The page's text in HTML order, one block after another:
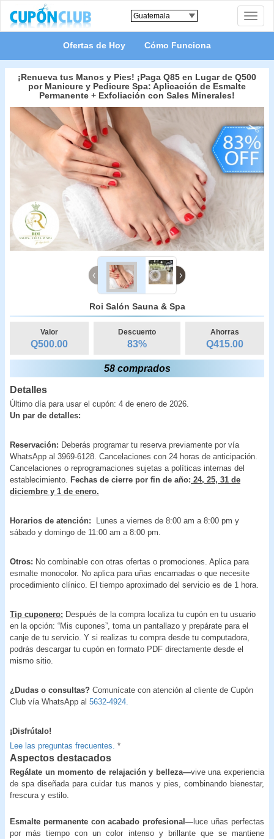
Toggle
Ofertas de Hoy Cómo Funciona
¡Renueva tus Manos y Pies! ¡Paga Q85 en Lugar de Q500
por Manicure y Pedicure Spa: Aplicación de Esmalte
Permanente + Exfoliación con Sales Minerales!
‹ ›
Roi Salón Sauna & Spa
Valor
Q500.00
Descuento
83%
Ahorras
Q415.00
58 comprados
Detalles
Último día para usar el cupón: 4 de enero de 2026.
Un par de detalles:
Reservación: Deberás programar tu reserva previamente por vía
WhatsApp al 3969-6128. Cancelaciones con 24 horas de anticipación.
Cancelaciones o reprogramaciones sujetas a políticas internas del
establecimiento.
Fechas de cierre por fin de año: 24, 25, 31 de
diciembre y 1 de enero.
Horarios de atención:
Lunes a viernes de 8:00 am a 8:00 pm y
sábado y domingo de 11:00 am a 8:00 pm.
Otros: No combinable con otras ofertas o promociones. Aplica para
esmalte monocolor. No aplica para uñas encarnadas o que necesite
procedimiento clínico. El tiempo aproximado del servicio es de 1 hora.
Tip cuponero: Después de la compra localiza tu cupón en tu usuario
en la opción: “Mis cupones”, toma un pantallazo y prepárate para el
canje de tu servicio. Y si realizas tu compra desde tu computadora,
podrás descargar tu cupón en formato PDF directamente desde el
mismo sitio.
¿Dudas o consultas? Comunícate con atención al cliente de Cupón
Club vía WhatsApp al 5632-4924.
¡Disfrútalo!
Lee las preguntas frecuentes. *
Aspectos destacados
Regálate un momento de relajación y belleza—vive una experiencia
de spa diseñada para cuidar tus manos y pies, combinando bienestar,
frescura y estilo.
Esmalte permanente con acabado profesional— luce uñas perfectas
por más tiempo con un color intenso y brillante que se mantiene